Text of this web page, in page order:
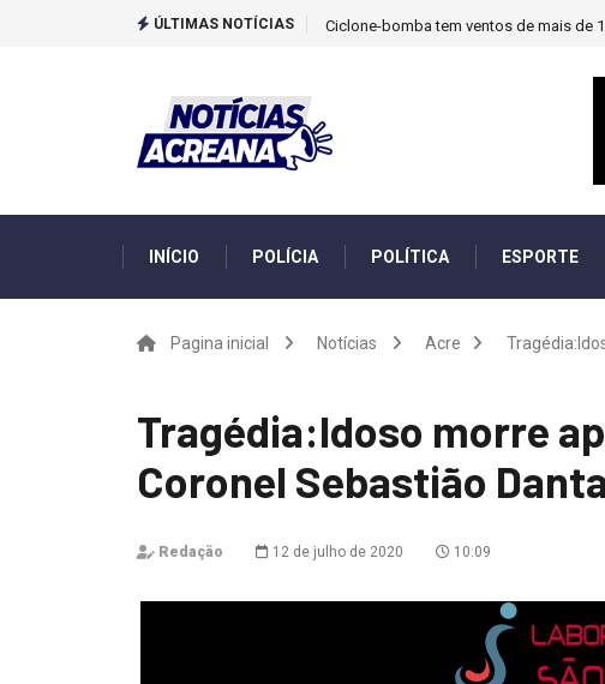
ÚLTIMAS NOTÍCIAS Ciclone-bomba tem ventos de mais de
INÍCIO POLÍCIA POLÍTICA ESPORTE
Pagina inicial Notícias Acre
Tragédia:Idoso morre
Coronel Sebastião
Redação 12 de julho de 2020 10:09